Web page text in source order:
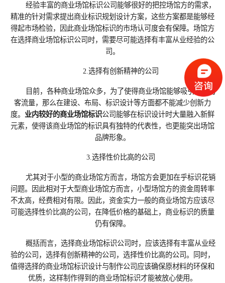
经验丰富的商业场馆标识公司能够很好的把控场馆方的需求，
精准的针对需求提出商业标识规划设计方案，这些方案都是能够经
得起市场检验，因此商业场馆标识的市场认可度会有保障。场馆方
在选择商业场馆标识公司时，需要尽可能选择有丰富从业经验的公
司。
2.选择有创新精神的公司
目前，各种商业场馆众多，为了使得商业场馆能够吸引更多的
客流量，那么在建设、布局、标识设计等方面都不能减少创新力
度。 业内较好的商业场馆标识公司能够在标识设计时大量融入新鲜
元素，使得该商业场馆的标识具有独特的代表性，也更能突出场馆
品牌形象。
3.选择性价比高的公司
尤其对于小型的商业场馆方而言，场馆方会更加在乎标识花销
问题。因此相对于大型商业场馆方而言，小型场馆方的资金周转率
不太高，经费相对有限。因此，资金实力一般的商业场馆方应该尽
可能选择性价比高的公司，在降低价格的基础上，商业标识的质量
仍有保障。
概括而言，选择商业场馆标识公司时，应该选择有丰富从业经
验的公司，选择有创新精神的公司，选择性价比高的公司。同时，
值得选择的商业场馆标识设计与制作公司应该确保原材料的环保和
优质，这样制作得到的商业场馆标识才能被放心使用。